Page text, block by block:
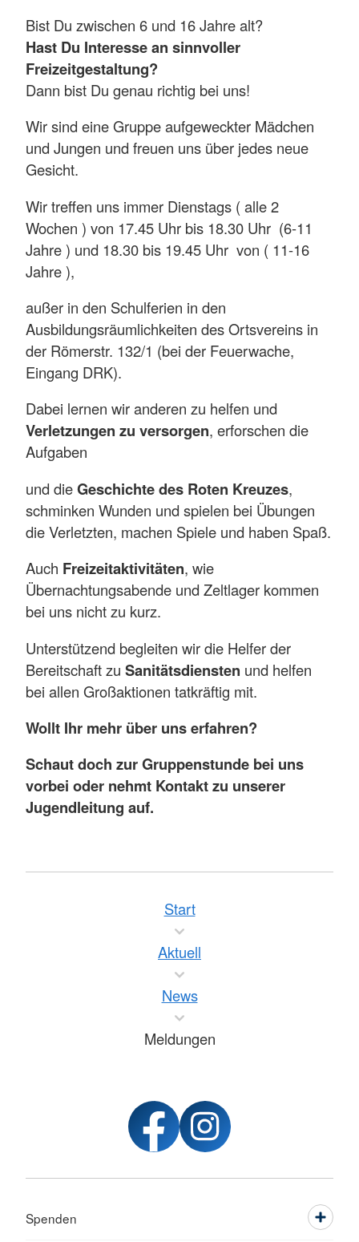
Bist Du zwischen 6 und 16 Jahre alt?
Hast Du Interesse an sinnvoller
Freizeitgestaltung?
Dann bist Du genau richtig bei uns!
Wir sind eine Gruppe aufgeweckter Mädchen
und Jungen und freuen uns über jedes neue
Gesicht.
Wir treffen uns immer Dienstags ( alle 2
Wochen ) von 17.45 Uhr bis 18.30 Uhr (6-11
Jahre ) und 18.30 bis 19.45 Uhr von ( 11-16
Jahre ),
außer in den Schulferien in den
Ausbildungsräumlichkeiten des Ortsvereins in
der Römerstr. 132/1 (bei der Feuerwache,
Eingang DRK).
Dabei lernen wir anderen zu helfen und
Verletzungen zu versorgen, erforschen die
Aufgaben
und dieGeschichte des Roten Kreuzes,
schminken Wunden und spielen bei Übungen
die Verletzten, machen Spiele und haben Spaß.
Auch Freizeitaktivitäten, wie
Übernachtungsabende und Zeltlager kommen
bei uns nicht zu kurz.
Unterstützend begleiten wir die Helfer der
Bereitschaft zu Sanitätsdiensten und helfen
bei allen Großaktionen tatkräftig mit.
Wollt Ihr mehr über uns erfahren?
Schaut doch zur Gruppenstunde bei uns
vorbei oder nehmt Kontakt zu unserer
Jugendleitung auf.
Start
Aktuell
News
Meldungen
Spenden